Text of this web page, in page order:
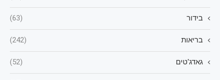
בידור (63)
בריאות (242)
גאדג'טים (52)